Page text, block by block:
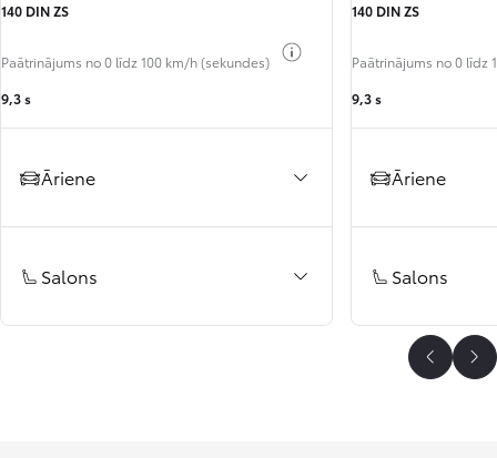
140 DIN ZS
Paātrinājums no 0 līdz 100 km/h (sekundes)
9,3 s
Āriene
Salons
140 DIN ZS
Paātrinājums no 0 līdz
9,3 s
Āriene
Salons
Atpakaļ